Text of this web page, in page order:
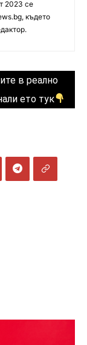
2023 се
където
в реално
ето тук